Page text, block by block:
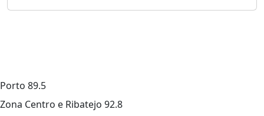
Porto 89.5
Zona Centro e Ribatejo 92.8